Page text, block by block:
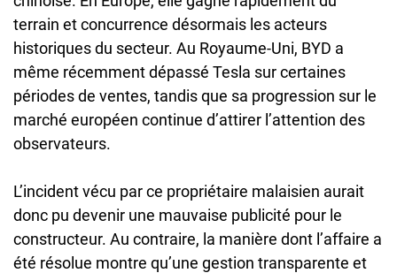
terrain et concurrence désormais les acteurs
historiques du secteur. Au Royaume-Uni, BYD a
même récemment dépassé Tesla sur certaines
périodes de ventes, tandis que sa progression sur le
marché européen continue d’attirer l’attention des
observateurs.
L’incident vécu par ce propriétaire malaisien aurait
donc pu devenir une mauvaise publicité pour le
constructeur. Au contraire, la manière dont l’affaire a
été résolue montre qu’une gestion transparente et